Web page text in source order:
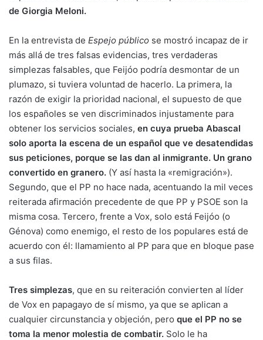
de Giorgia Meloni.
En la entrevista de Espejo público se mostró incapaz de ir
más allá de tres falsas evidencias, tres verdaderas
simplezas falsables, que Feijóo podría desmontar de un
plumazo, si tuviera voluntad de hacerlo. La primera, la
razón de exigir la prioridad nacional, el supuesto de que
los españoles se ven discriminados injustamente para
obtener los servicios sociales, en cuya prueba Abascal
solo aporta la escena de un español que ve desatendidas
sus peticiones, porque se las dan al inmigrante. Un grano
convertido en granero. (Y así hasta la «remigración»).
Segundo, que el PP no hace nada, acentuando la mil veces
reiterada afirmación precedente de que PP y PSOE son la
misma cosa. Tercero, frente a Vox, solo está Feijóo (o
Génova) como enemigo, el resto de los populares está de
acuerdo con él: llamamiento al PP para que en bloque pase
a sus filas.
Tres simplezas, que en su reiteración convierten al líder
de Vox en papagayo de sí mismo, ya que se aplican a
cualquier circunstancia y objeción, pero que el PP no se
toma la menor molestia de combatir. Solo le ha